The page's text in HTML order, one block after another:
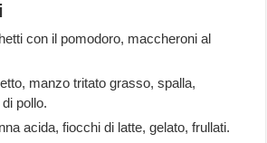
con il pomodoro, maccheroni al
manzo tritato grasso, spalla,
pollo.
acida, fiocchi di latte, gelato, frullati.